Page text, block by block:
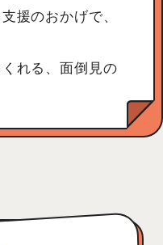
援のおかげで、
れる、面倒見の